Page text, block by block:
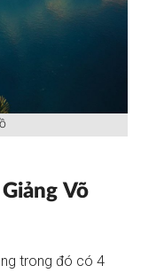
Võ
trong đó có 4